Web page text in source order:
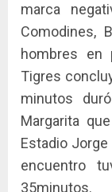
marca
Comodines,
hombres en
Tigres
minutos
Margarita
Estadio Jorge
encuentro
35minutos.